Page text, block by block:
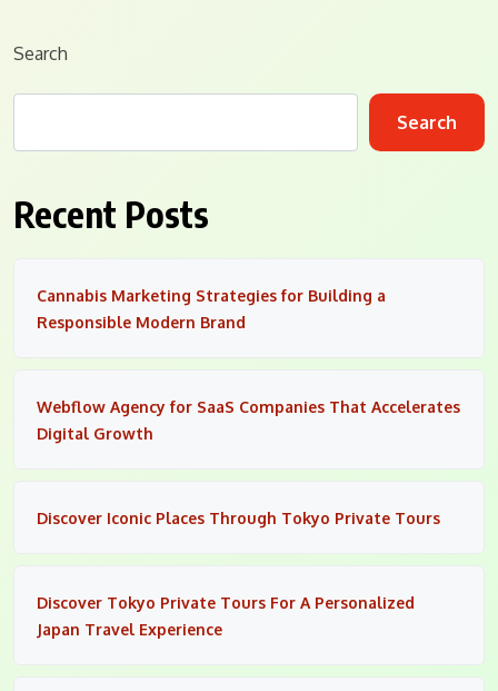
Search
Search
Recent Posts
Cannabis Marketing Strategies for Building a
Responsible Modern Brand
Webflow Agency for SaaS Companies That Accelerates
Digital Growth
Discover Iconic Places Through Tokyo Private Tours
Discover Tokyo Private Tours For A Personalized
Japan Travel Experience